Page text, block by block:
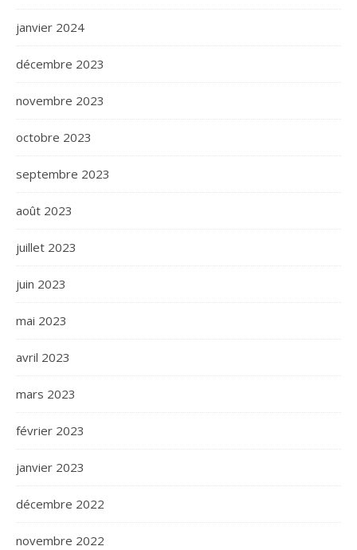
janvier 2024
décembre 2023
novembre 2023
octobre 2023
septembre 2023
août 2023
juillet 2023
juin 2023
mai 2023
avril 2023
mars 2023
février 2023
janvier 2023
décembre 2022
novembre 2022